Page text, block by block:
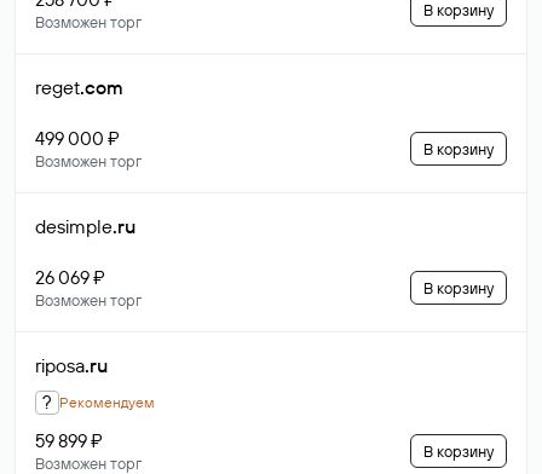
Возможен торг
В корзину
reget.com
499 000 ₽
Возможен торг
В корзину
desimple.ru
26 069 ₽
Возможен торг
В корзину
riposa.ru
? Рекомендуем
59 899 ₽
Возможен торг
В корзину